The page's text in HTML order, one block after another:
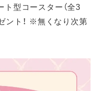
ト型コースター（全3
ント！ ※無くなり次第